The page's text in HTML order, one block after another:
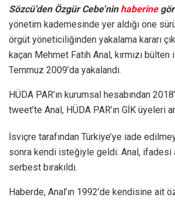
Sözcü’den Özgür Cebe’nin haberine
yönetim kademesinde yer aldığı öne
örgüt yöneticiliğinden yakalama kararı
kaçan Mehmet Fatih Anal, kırmızı bülten
Temmuz 2009’da yakalandı.
HÜDA PAR’ın kurumsal hesabından
tweet’te Anal, HÜDA PAR’ın GİK üyeleri
İsviçre tarafından Türkiye’ye iade
sonra kendi isteğiyle geldi. Anal, ifadesi
serbest bırakıldı.
Haberde, Anal’ın 1992’de kendisine ait